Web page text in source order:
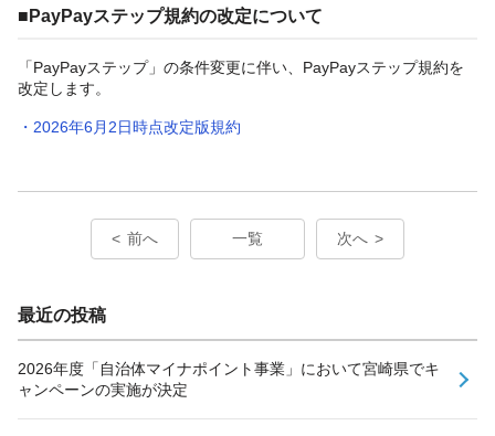
■PayPayステップ規約の改定について
「PayPayステップ」の条件変更に伴い、PayPayステップ規約を
改定します。
・2026年6月2日時点改定版規約
前へ 一覧 次へ
最近の投稿
2026年度「自治体マイナポイント事業」において宮崎県でキ
ャンペーンの実施が決定